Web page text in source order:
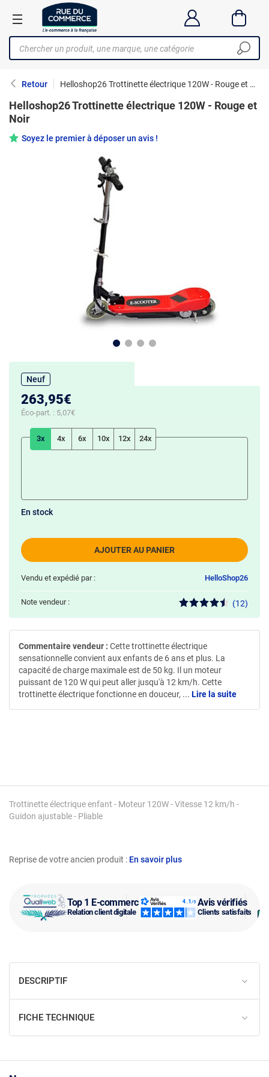
Retour Helloshop26 Trottinette électrique 120W - Rouge et Noir
Top 1 E-commerce
Relation client digitale
Avis vérifiés
Clients satisfaits
Reprise de votre ancien produit : En savoir plus
Helloshop26 Trottinette électrique 120W - Rouge et
Noir
Soyez le premier à déposer un avis !
Trottinette électrique enfant - Moteur 120W - Vitesse 12 km/h -
Guidon ajustable - Pliable
Neuf
263,95€
Éco-part. : 5,07€
3x 4x 6x 10x 12x 24x
AJOUTER AU PANIER
En stock
Vendu et expédié par : HelloShop26
Note vendeur : (12)
Commentaire vendeur : Cette trottinette électrique
sensationnelle convient aux enfants de 6 ans et plus. La
capacité de charge maximale est de 50 kg. Il un moteur
puissant de 120 W qui peut aller jusqu'à 12 km/h. Cette
trottinette électrique fonctionne en douceur, ... Lire la suite
DESCRIPTIF
FICHE TECHNIQUE